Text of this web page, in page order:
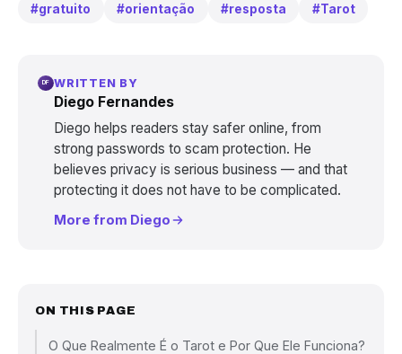
#gratuito #orientação #resposta #Tarot
DF WRITTEN BY
Diego Fernandes
Diego helps readers stay safer online, from
strong passwords to scam protection. He
believes privacy is serious business — and that
protecting it does not have to be complicated.
More from Diego
ON THIS PAGE
O Que Realmente É o Tarot e Por Que Ele Funciona?